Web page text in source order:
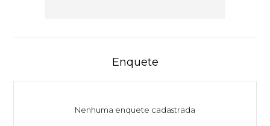
Enquete
Nenhuma enquete cadastrada